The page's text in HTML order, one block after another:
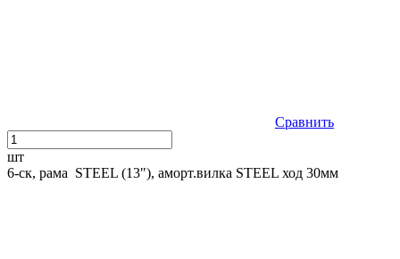
Сравнить
шт
6-ск, рама STEEL (13"), аморт.вилка STEEL ход 30мм